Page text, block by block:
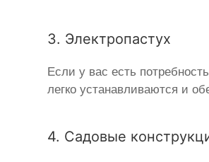
3. Электропастух
Если у вас есть
легко устанавливаются и
4. Садовые